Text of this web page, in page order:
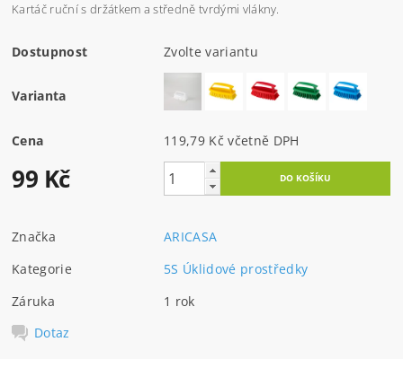
Kartáč ruční s držátkem a středně tvrdými vlákny.
Dostupnost Zvolte variantu
Varianta
Cena 119,79 Kč včetně DPH
99 Kč
Značka
ARICASA
Kategorie
5S Úklidové prostředky
Záruka
1 rok
Dotaz